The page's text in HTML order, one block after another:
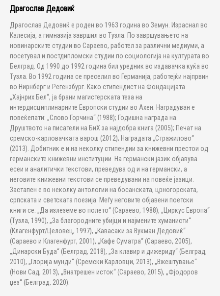
Драгослав Дедовиќ
Драгослав Дедовиќ е роден во 1963 година во Земун. Израснал во
Калесија, а гимназија завршил во Тузла. По завршувањето на
новинарските студии во Сараево, работел за различни медиуми, а
посетувал и постдипломски студии по социологија на културата во
Белград. Од 1990 до 1992 година бил уредник во издавачка куќа во
Тузла. Во 1992 година се преселил во Германија, работејќи најпрвин
во Нирнберг и Регензбург. Како стипендист на Фондацијата
„Хајнрих Бел“, ја брани магистерската теза на
интердисциплинарните Европски студии во Ахен. Наградуван е
повеќепати: „Слово Горчина“ (1988); Годишна награда на
Друштвото на писатели на БиХ за најдобра книга (2005); Печат на
сремско-карловачката варош (2012); Наградата „Стражилово“
(2013). Добитник е и на неколку стипендии за книжевни престои од
германските книжевни институции. На германски јазик објавува
есеи и аналитички текстови, преведува од и на германски, а
неговите книжевни текстови се преведувани на повеќе јазици.
Застапен е во неколку антологии на босанската, црногорската,
српската и светската поезија. Меѓу неговите објавени поетски
книги се: „Да излеземе во полето“ (Сараево, 1988), „Циркус Европа“
(Тузла, 1990), „За благородните убијци и најмените хуманисти“
(Клагенфурт/Целовец, 1997), „Кавасаки за Вукман Дедовиќ“
(Сараево и Клагенфурт, 2001), „Кафе Суматра“ (Сараево, 2005),
„Динарски Буда“ (Белград, 2018), „За клавир и дижериду“ (Белград,
2010), „Глорија мунди“ (Сремски Карловци, 2013), „Вжештување“
(Нови Сад, 2013), „Внатрешен исток“ (Сараево, 2015), „Фјодоров
џез“ (Белград, 2020).